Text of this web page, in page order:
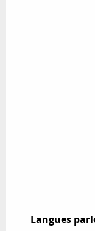
Langues
Langues